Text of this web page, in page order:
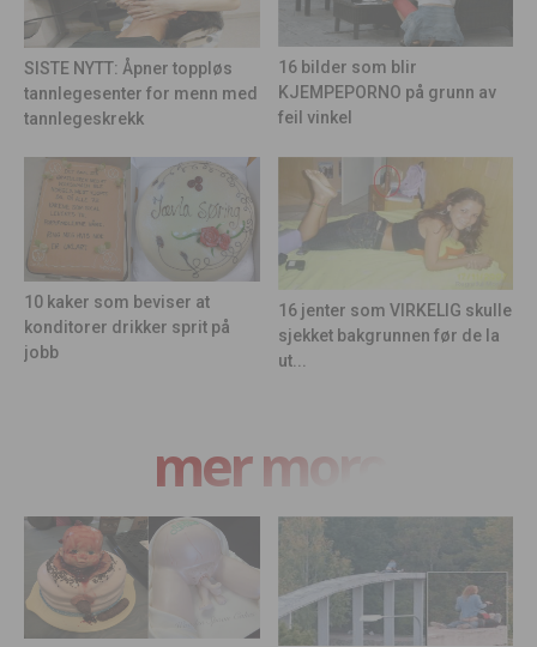
SISTE NYTT: Åpner toppløs
tannlegesenter for menn med
tannlegeskrekk
16 bilder som blir
KJEMPEPORNO på grunn av
feil vinkel
10 kaker som beviser at
konditorer drikker sprit på
jobb
16 jenter som VIRKELIG skulle
sjekket bakgrunnen før de la
ut...
mer moro